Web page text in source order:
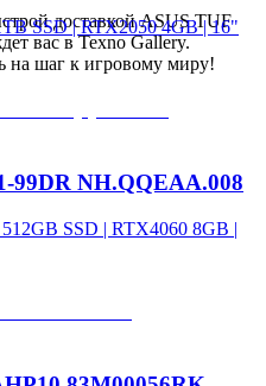
доставкой ASUS TUF
вас в Texno Gallery.
на шаг к игровому миру!
SSD | RTX2050 4GB | 16"
99DR NH.QQEAA.008
SSD | RTX4060 8GB |